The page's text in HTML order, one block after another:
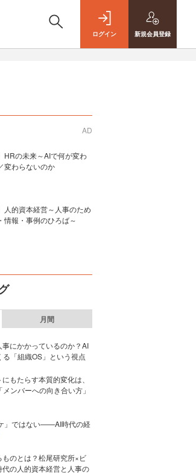
ログイン 新規会員登録
AD
HRの未来～AIで何が変わ
変わらないのか
人的資本経営～人事のため
情報・事例のひろば～
月間
にかかっているのか？AI
「組織OS」という視点
もたらす本質的変化は、
ンバーへの向き合い方」
」ではない——AI時代の経
のとは？松尾研究所×ビ
の人的資本経営と人事の